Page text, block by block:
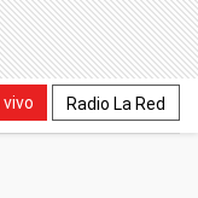
vivo Radio La Red